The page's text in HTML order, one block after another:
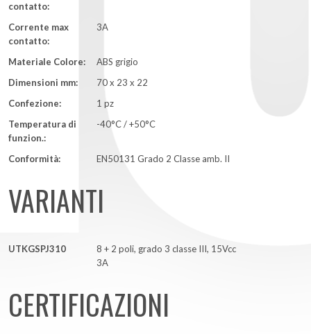
contatto:
Corrente max
contatto:
3A
Materiale Colore:
ABS grigio
Dimensioni mm:
70 x 23 x 22
Confezione:
1 pz
Temperatura di
funzion.:
-40°C / +50°C
Conformità: EN50131 Grado 2 Classe amb. II
VARIANTI
UTKGSPJ310
8 + 2 poli, grado 3 classe III, 15Vcc
3A
CERTIFICAZIONI